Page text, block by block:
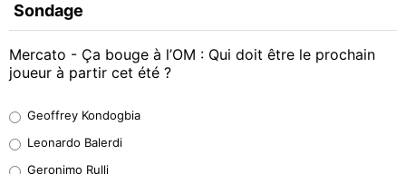
Sondage
Mercato - Ça bouge à l’OM : Qui doit être le prochain
joueur à partir cet été ?
38%
Geoffrey Kondogbia
Leonardo Balerdi
Geronimo Rulli